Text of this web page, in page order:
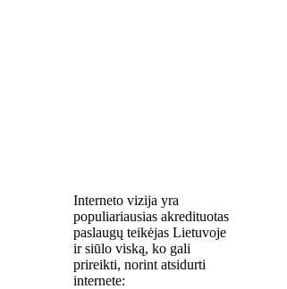
Interneto vizija yra
populiariausias akredituotas
paslaugų teikėjas Lietuvoje
ir siūlo viską, ko gali
prireikti, norint atsidurti
internete: